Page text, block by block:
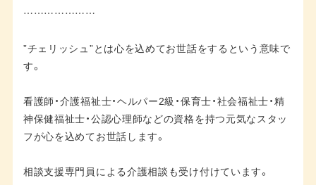
…………………
”チェリッシュ”とは心を込めてお世話をするという意味で
す。
看護師・介護福祉士・ヘルパー2級・保育士・社会福祉士・精
神保健福祉士・公認心理師などの資格を持つ元気なスタッ
フが心を込めてお世話します。
相談支援専門員による介護相談も受け付けています。